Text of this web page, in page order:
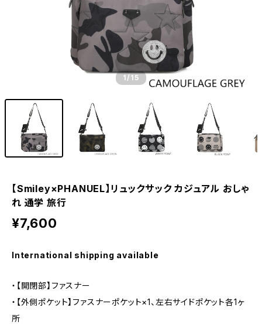
1 /15
【Smiley×PHANUEL】リュックサック カジュアル おしゃ
れ 通学 旅行
¥7,600
International shipping available
・【開閉部】ファスナー
・【外側ポケット】ファスナーポケット×1、左右サイドポケット各1ヶ
所